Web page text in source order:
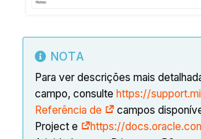
NOTA
Para ver descrições mais
campo, consulte https://
Referência de
campos
Project e
https://